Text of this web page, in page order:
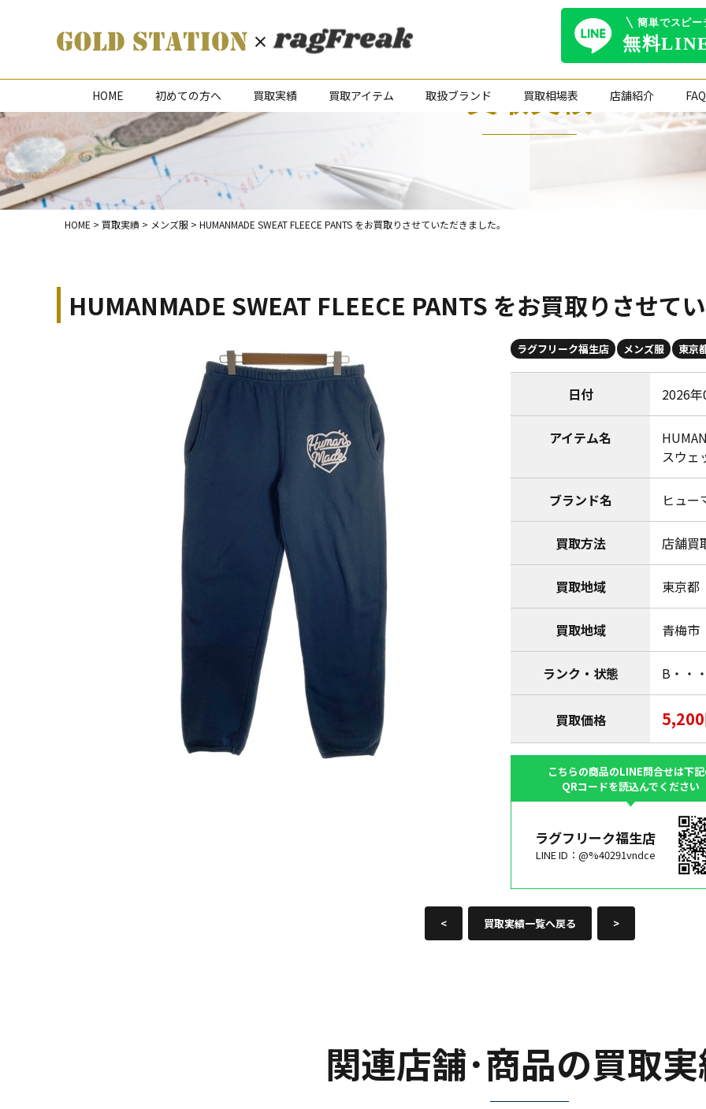
HOME 初めての方へ 買取実績 買取アイテム 取扱ブランド 買取相場表 店舗紹介 FAQ
買取実績
HOME > 買取実績 > メンズ服 > HUMANMADE SWEAT FLEECE PANTS をお買取りさせていただきました。
HUMANMADE SWEAT FLEECE PANTS をお買取りさせて
ラグフリーク福生店 メンズ服 東京
日付 2026
アイテム名
スウェ
ブランド名 ヒュー
買取方法 店舗買
買取地域 東京都
買取地域 青梅市
ランク・状態 B・・
買取価格
こちらの商品のLINE問合せは下
QRコードを読込んでください
ラグフリーク福生店
LINE ID：@%40291vndce
< 買取実績一覧へ戻る >
関連店舗･商品の買取